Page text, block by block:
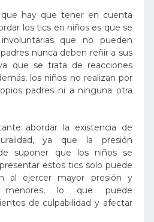
hay que tener en cuenta
los tics en niños es que se
que no pueden
nunca deben reñir a sus
que se trata de reacciones
los niños no realizan por
padres ni a ninguna otra
abordar la existencia de
ya que la presión
suponer que los niños se
estos tics solo puede
al ejercer mayor presión y
lo que puede
de culpabilidad y afectar